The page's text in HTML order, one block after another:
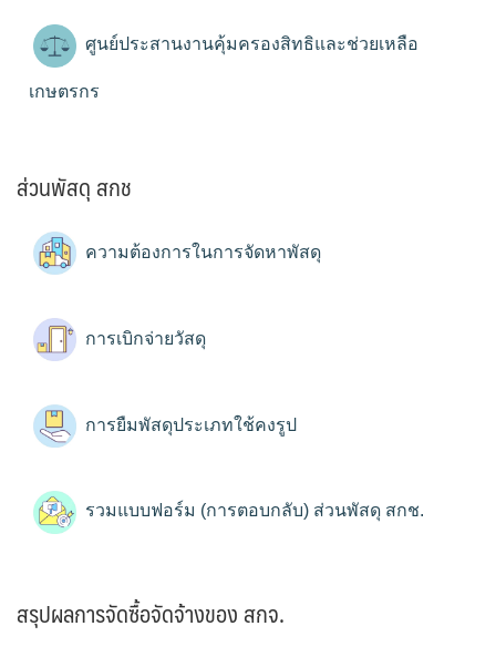
ศูนย์ประสานงานคุ้มครองสิทธิและช่วยเหลือ
เกษตรกร
ส่วนพัสดุ สกช
ความต้องการในการจัดหาพัสดุ
การเบิกจ่ายวัสดุ
การยืมพัสดุประเภทใช้คงรูป
รวมแบบฟอร์ม (การตอบกลับ) ส่วนพัสดุ สกช.
สรุปผลการจัดซื้อจัดจ้างของ สกจ.